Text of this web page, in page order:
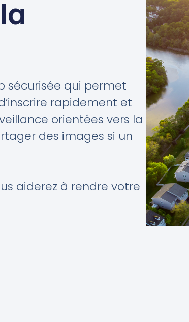
sécurisée qui permet
rapidement et
orientées vers la
des images si un
aiderez à rendre votre